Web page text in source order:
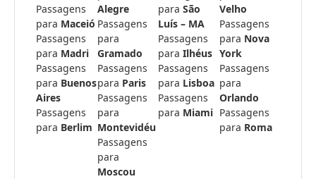
Passagens
para Maceió
Passagens
para Madri
Passagens
para Buenos
Aires
Passagens
para Berlim
Alegre
Passagens
para
Gramado
Passagens
para Paris
Passagens
para
Montevidéu
Passagens
para
Moscou
para São
Luís – MA
Passagens
para Ilhéus
Passagens
para Lisboa
Passagens
para Miami
Velho
Passagens
para Nova
York
Passagens
para
Orlando
Passagens
para Roma